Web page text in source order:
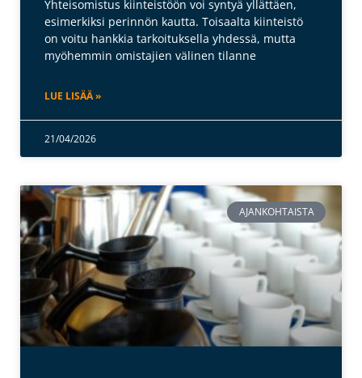
Yhteisomistus kiinteistöön voi syntyä yllättäen,
esimerkiksi perinnön kautta. Toisaalta kiinteistö
on voitu hankkia tarkoituksella yhdessä, mutta
myöhemmin omistajien välinen tilanne
LUE LISÄÄ »
21/04/2026
AJANKOHTAISTA